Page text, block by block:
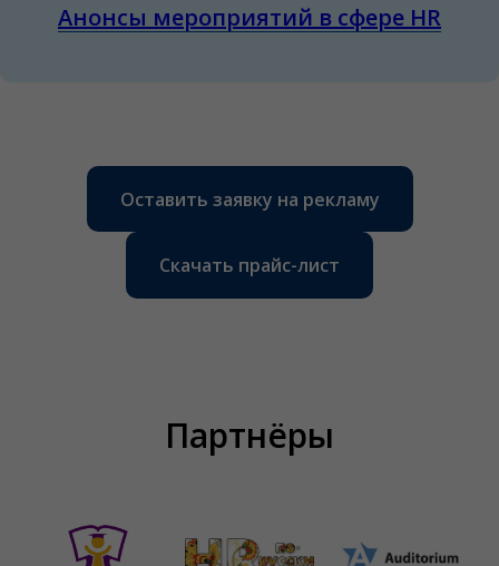
Анонсы мероприятий в сфере HR
Оставить заявку на рекламу
Скачать прайс-лист
Партнёры